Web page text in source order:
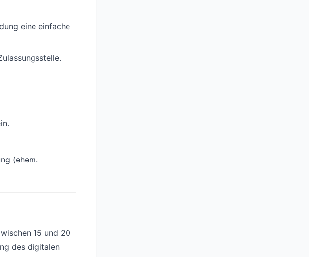
eine einfache
(ehem.
15 und 20
des digitalen